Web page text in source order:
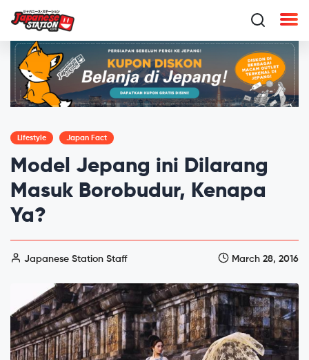
Lifestyle Japan Fact
Model Jepang ini Dilarang
Masuk Borobudur, Kenapa
Ya?
Japanese Station Staff March 28, 2016